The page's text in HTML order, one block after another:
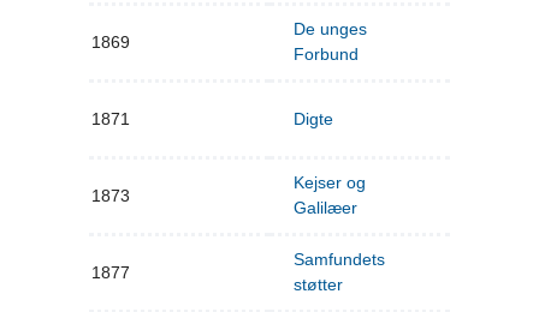
1869
De unges
Forbund
1871 Digte
1873
Kejser og
Galilæer
1877
Samfundets
støtter